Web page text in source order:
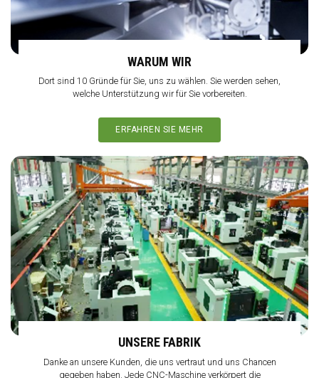
WARUM WIR
Dort sind 10 Gründe für Sie, uns zu wählen. Sie werden sehen,
welche Unterstützung wir für Sie vorbereiten.
ERFAHREN SIE MEHR
UNSERE FABRIK
Danke an unsere Kunden, die uns vertraut und uns Chancen
gegeben haben. Jede CNC-Maschine verkörpert die